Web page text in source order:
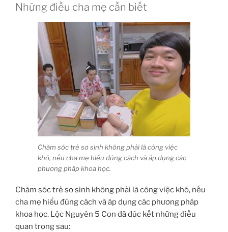
Những điều cha mẹ cần biết
Chăm sóc trẻ sơ sinh không phải là công việc
khó, nếu cha mẹ hiểu đúng cách và áp dụng các
phương pháp khoa học.
Chăm sóc trẻ sơ sinh không phải là công việc khó, nếu
cha mẹ hiểu đúng cách và áp dụng các phương pháp
khoa học. Lộc Nguyên 5 Con đã đúc kết những điều
quan trọng sau: